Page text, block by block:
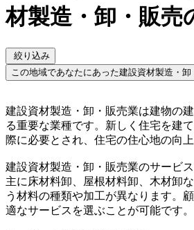
材製造・卸・販売
絞り込み
この地域であなたにあった建設資材製造・
建設資材製造・卸・販売業は建物の
る重要な業種です。新しく住宅を建
際に必要とされ、住宅の住心地の向上
建設資材製造・卸・販売業のサービ
主に床材料卸、屋根材料卸、木材卸
う材料の種類や加工が異なります。
適なサービスを選ぶことが可能です。